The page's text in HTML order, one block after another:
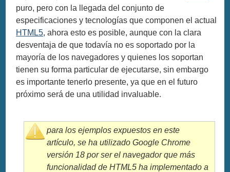
puro, pero con la llegada del conjunto de
especificaciones y tecnologías que componen el actual
HTML5, ahora esto es posible, aunque con la clara
desventaja de que todavía no es soportado por la
mayoría de los navegadores y quienes los soportan
tienen su forma particular de ejecutarse, sin embargo
es importante tenerlo presente, ya que en el futuro
próximo será de una utilidad invaluable.
para los ejemplos expuestos en este
artículo, se ha utilizado Google Chrome
versión 18 por ser el navegador que más
funcionalidad de HTML5 ha implementado a